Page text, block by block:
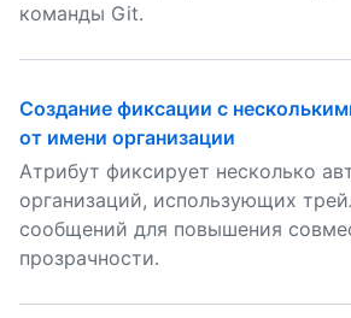
команды Git.
Создание фиксации с
от имени организации
Атрибут фиксирует несколько
организаций, использующих
сообщений для повышения
прозрачности.